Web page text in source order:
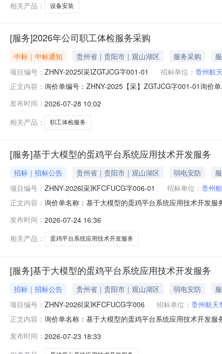
相关产品：
设备安装
[服务]2026年公司职工体检服务采购
中标｜中标通知 贵州省｜贵阳市｜观山湖区 服务采购
项目编号： ZHNY-2025[采]ZGTJCG字001-01 招标单位： 贵州航
正文内容： 询价单编号：ZHNY-2025【采】ZGTJCG字001-01询价
职工体检服务采购其他服务/其他未分类服务/其他未分类
发布时间： 2026-07-28 10:02
相关产品：
职工体检服务
[服务]基于大模型的蛋鸡平台系统应用技术开发服务
招标｜招标公告 贵州省｜贵阳市｜观山湖区 弱电安防
项目编号： ZHNY-2026[采]KFCFUCG字006-01 招标单位： 贵州
正文内容： 询价单名称：基于大模型的蛋鸡平台系统应用技术开发
报价方案报价币种：人民币付款方式:其他报价价格类型:
发布时间： 2026-07-24 16:36
相关产品：
蛋鸡平台系统应用技术开发服务
[服务]基于大模型的蛋鸡平台系统应用技术开发服务
招标｜招标公告 贵州省｜贵阳市｜观山湖区 弱电安防
项目编号： ZHNY-2026[采]KFCFUCG字006 招标单位： 贵州航天
正文内容： 询价单名称：基于大模型的蛋鸡平台系统应用技术开发
案报价币种：人民币付款方式:其他报价价格类型:收货地
发布时间： 2026-07-23 18:33